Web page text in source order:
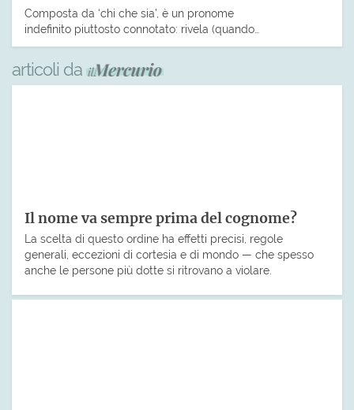
Composta da ‘chi che sia’, è un pronome
indefinito piuttosto connotato: rivela (quando…
articoli da
Il nome va sempre prima del cognome?
La scelta di questo ordine ha effetti precisi, regole
generali, eccezioni di cortesia e di mondo — che spesso
anche le persone più dotte si ritrovano a violare.